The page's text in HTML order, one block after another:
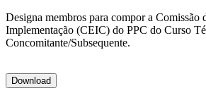
Designa membros para compor a Comissão
Implementação (CEIC) do PPC do Curso
Concomitante/Subsequente.